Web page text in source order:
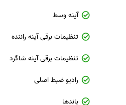
آینه وسط
تنظیمات برقی آینه راننده
تنظیمات برقی آینه شاگرد
رادیو ضبط اصلی
باندها